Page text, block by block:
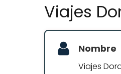
Viajes
Nombre
Viajes